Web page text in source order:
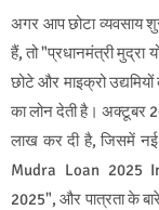
अगर आप छोटा व्यवसाय
हैं, तो "प्रधानमंत्री
छोटे और माइक्रो
का लोन देती है। अक्टूबर
लाख कर दी है, जिसमें
Mudra Loan 2025
2025", और पात्रता के